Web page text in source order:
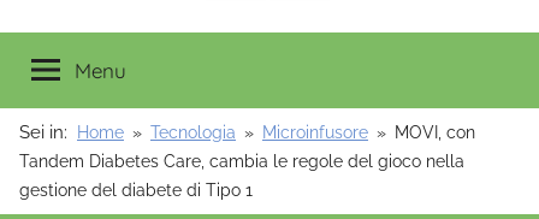
Menu
Sei in: Home Tecnologia Microinfusore
MOVI, con
Tandem Diabetes Care, cambia le regole del gioco nella
gestione del diabete di Tipo 1